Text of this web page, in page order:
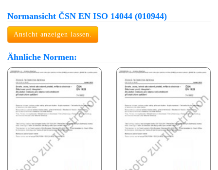
Normansicht ČSN EN ISO 14044 (010944)
Ansicht anzeigen lassen.
Ähnliche Normen: